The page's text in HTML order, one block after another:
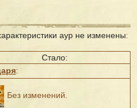
аур не изменены:
Стало:
:
Без изменений.